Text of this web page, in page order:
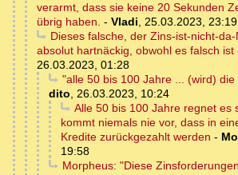
verarmt, dass sie keine 20 Sekunden
übrig haben. - Vladi, 25.03.2023, 23:19
Dieses falsche, der Zins-ist-nicht-
absolut hartnäckig, obwohl es falsch ist
26.03.2023, 01:28
"alle 50 bis 100 Jahre ... (wird)
dito, 26.03.2023, 10:24
Alle 50 bis 100 Jahre regnet es
kommt niemals nie vor, dass in
Kredite zurückgezahlt werden -
19:58
Morpheus: "Diese